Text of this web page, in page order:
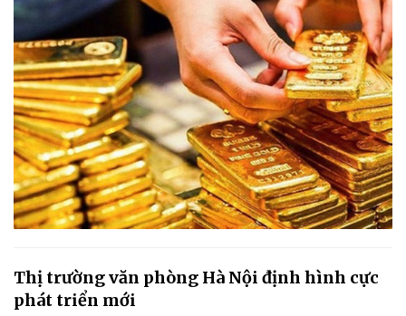
Thị trường văn phòng Hà Nội định hình cực
phát triển mới